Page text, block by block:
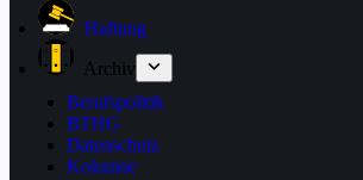
Haftung
Archiv
Berufspolitik
BTHG
Datenschutz
Kolumne